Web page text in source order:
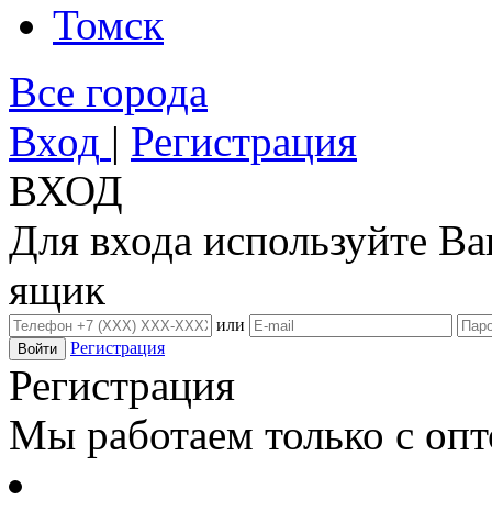
Томск
Все города
Вход | Регистрация
ВХОД
Для входа используйте
ящик
или
Регистрация
Регистрация
Мы работаем только с